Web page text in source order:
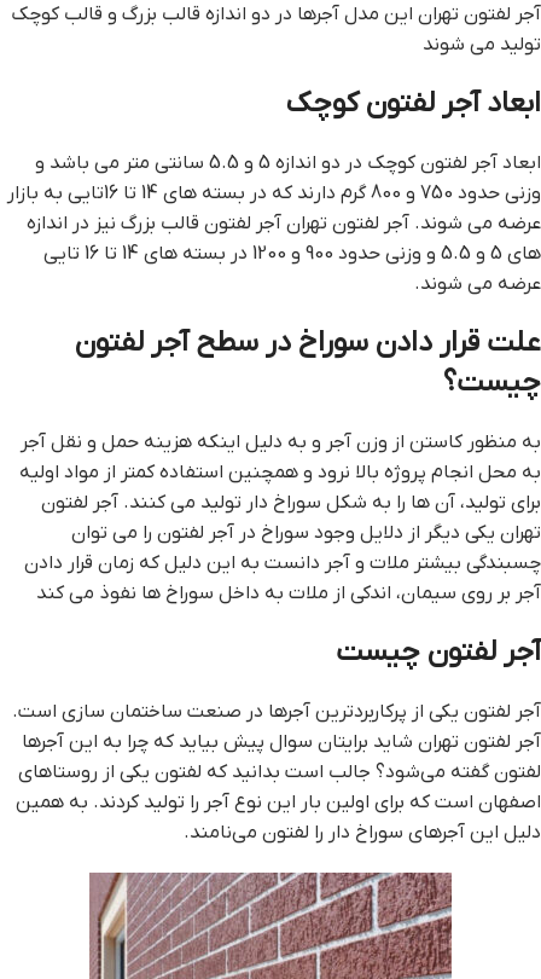
آجر لفتون تهران این مدل آجرها در دو اندازه قالب بزرگ و قالب کوچک
تولید می شوند
ابعاد آجر لفتون کوچک
ابعاد آجر لفتون کوچک در دو اندازه 5 و 5.5 سانتی متر می باشد و
وزنی حدود 750 و 800 گرم دارند که در بسته های 14 تا 16تایی به بازار
عرضه می شوند. آجر لفتون تهران آجر لفتون قالب بزرگ نیز در اندازه
های 5 و 5.5 و وزنی حدود 900 و 1200 در بسته های 14 تا 16 تایی
عرضه می شوند.
علت قرار دادن سوراخ در سطح آجر لفتون
چیست؟
به منظور کاستن از وزن آجر و به دلیل اینکه هزینه حمل و نقل آجر
به محل انجام پروژه بالا نرود و همچنین استفاده کمتر از مواد اولیه
برای تولید، آن ها را به شکل سوراخ دار تولید می کنند. آجر لفتون
تهران یکی دیگر از دلایل وجود سوراخ در آجر لفتون را می توان
چسبندگی بیشتر ملات و آجر دانست به این دلیل که زمان قرار دادن
آجر بر روی سیمان، اندکی از ملات به داخل سوراخ ها نفوذ می کند
آجر لفتون چیست
آجر لفتون یکی از پرکاربردترین آجرها در صنعت ساختمان سازی است.
آجر لفتون تهران شاید برایتان سوال پیش بیاید که چرا به این آجرها
لفتون گفته می‌شود؟ جالب است بدانید که لفتون یکی از روستاهای
اصفهان است که برای اولین بار این نوع آجر را تولید کردند. به همین
دلیل این آجرهای سوراخ دار را لفتون می‌نامند.